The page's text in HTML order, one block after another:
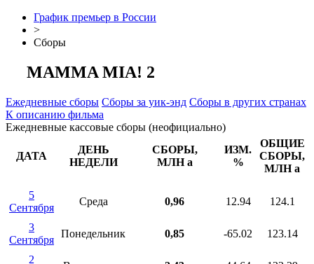
График премьер в России
>
Сборы
MAMMA MIA! 2
Ежедневные сборы Сборы за уик-энд Сборы в других странах
К описанию фильма
Ежедневные кассовые сборы (неофициально)
ДАТА
ДЕНЬ
НЕДЕЛИ
СБОРЫ,
МЛНa
ИЗМ.
%
ОБЩИЕ
СБОРЫ,
МЛНa
5
Сентября
Среда 0,96 12.94 124.1
3
Сентября
Понедельник 0,85 -65.02 123.14
2